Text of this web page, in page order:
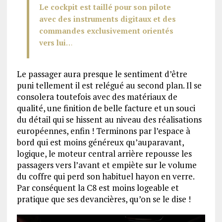
Le cockpit est taillé pour son pilote
avec des instruments digitaux et des
commandes exclusivement orientés
vers lui…
Le passager aura presque le sentiment d’être
puni tellement il est relégué au second plan. Il se
consolera toutefois avec des matériaux de
qualité, une finition de belle facture et un souci
du détail qui se hissent au niveau des réalisations
européennes, enfin ! Terminons par l’espace à
bord qui est moins généreux qu’auparavant,
logique, le moteur central arrière repousse les
passagers vers l’avant et empiète sur le volume
du coffre qui perd son habituel hayon en verre.
Par conséquent la C8 est moins logeable et
pratique que ses devancières, qu’on se le dise !